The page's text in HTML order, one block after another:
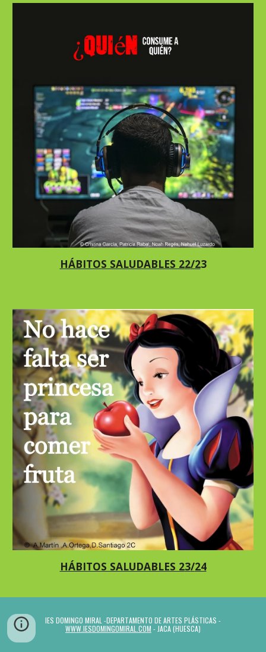
HÁBITOS SALUDABLES 22/23
HÁBITOS SALUDABLES 23/24
IES DOMINGO MIRAL -DEPARTAMENTO DE ARTES PLÁSTICAS -
WWW.IESDOMINGOMIRAL.COM - JACA (HUESCA)